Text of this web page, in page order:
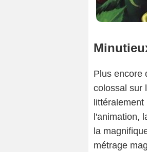
Plus encore
colossal sur
l'animation,
la
métrage